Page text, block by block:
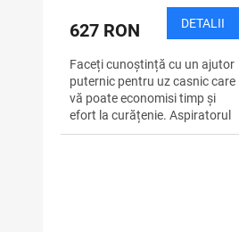
627 RON DETALII
Faceți cunoștință cu un ajutor
puternic pentru uz casnic care
vă poate economisi timp și
efort la curățenie. Aspiratorul
vertical fără fir cu mop vă va